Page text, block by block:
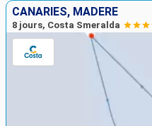
CANARIES, MADÈRE
8 jours, Costa Smeralda